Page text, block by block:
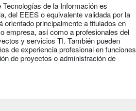
de la Información es
del EEES o equivalente validada por la
principalmente a titulados en
empresa, así como a profesionales del
y servicios TI. También pueden
de experiencia profesional en funciones
de proyectos o administración de